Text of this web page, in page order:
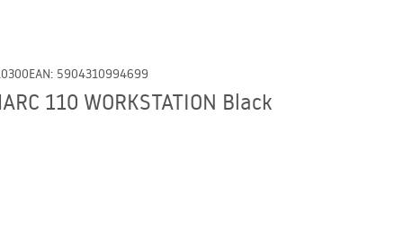
EAN: 5904310994699
110 WORKSTATION Black